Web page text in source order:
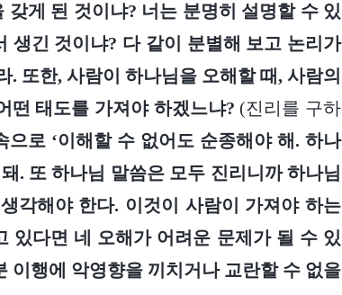
갖게 된 것이냐? 너는 분명히 설명할 수 있
생긴 것이냐? 다 같이 분별해 보고 논리가
또한, 사람이 하나님을 오해할 때, 사람의
떤 태도를 가져야 하겠느냐? (진리를 구하
으로 ‘이해할 수 없어도 순종해야 해. 하나
. 또 하나님 말씀은 모두 진리니까 하나님
각해야 한다. 이것이 사람이 가져야 하는
있다면 네 오해가 어려운 문제가 될 수 있
이행에 악영향을 끼치거나 교란할 수 없을